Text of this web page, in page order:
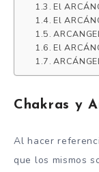
El
El
El
Chakras y
Al hacer
que los mismos